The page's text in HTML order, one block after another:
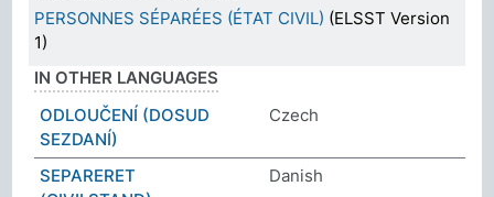
PERSONNES SÉPARÉES (ÉTAT CIVIL) (ELSST Version
1)
IN OTHER LANGUAGES
ODLOUČENÍ (DOSUD
SEZDANÍ)
Czech
SEPARERET
Danish